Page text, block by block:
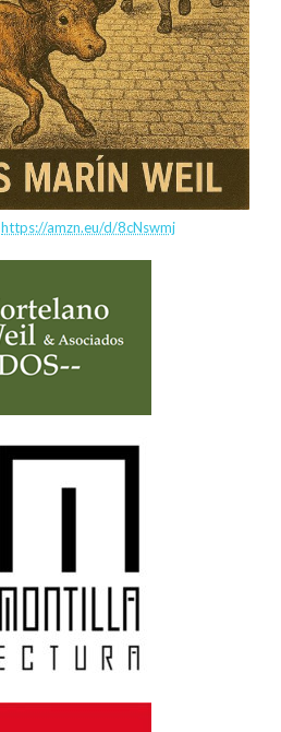
https://amzn.eu/d/8cNswmj